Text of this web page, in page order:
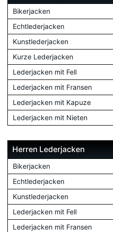
Bikerjacken
Echtlederjacken
Kunstlederjacken
Kurze Lederjacken
Lederjacken mit Fell
Lederjacken mit Fransen
Lederjacken mit Kapuze
Lederjacken mit Nieten
Herren Lederjacken
Bikerjacken
Echtlederjacken
Kunstlederjacken
Lederjacken mit Fell
Lederjacken mit Fransen